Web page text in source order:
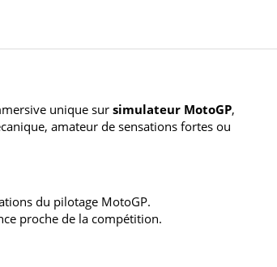
unique sur simulateur MotoGP,
amateur de sensations fortes ou
du pilotage MotoGP.
proche de la compétition.